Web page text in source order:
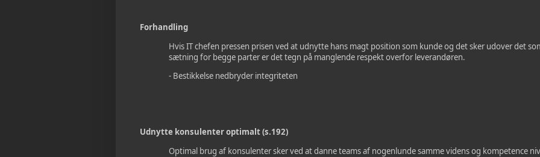
Forhandling
Hvis IT chefen pressen prisen ved at udnytte hans magt position som kunde og det sker udover det
sætning for begge parter er det tegn på manglende respekt overfor leverandøren.
- Bestikkelse nedbryder integriteten
Udnytte konsulenter optimalt (s.192)
Optimal brug af konsulenter sker ved at danne teams af nogenlunde samme videns og kompetence